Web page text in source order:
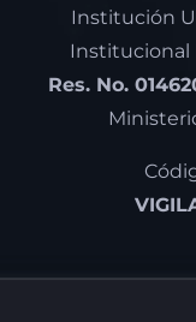
Institución
Institucional
Res. No.